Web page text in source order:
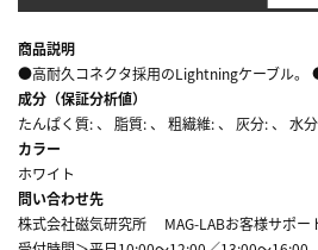
商品説明
●高耐久コネクタ採用のLightningケーブル。
成分（保証分析値）
たんぱく質: 、 脂質: 、 粗繊維: 、 灰分: 、 水
カラー
ホワイト
問い合わせ先
株式会社磁気研究所 MAG-LABお客様サポー